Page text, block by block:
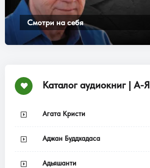
Смотри на себя
Каталог аудиокниг | А-Я
Агата Кристи
Аджан Буддхадаса
Адьяшанти